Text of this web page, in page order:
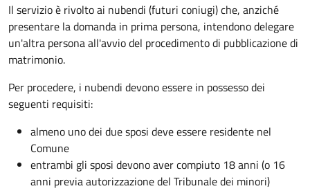
Il servizio è rivolto ai nubendi (futuri coniugi) che, anziché
presentare la domanda in prima persona, intendono delegare
un'altra persona all'avvio del procedimento di pubblicazione di
matrimonio.
Per procedere, i nubendi devono essere in possesso dei
seguenti requisiti:
almeno uno dei due sposi deve essere residente nel
Comune
entrambi gli sposi devono aver compiuto 18 anni (o 16
anni previa autorizzazione del Tribunale dei minori)